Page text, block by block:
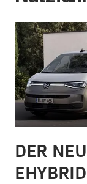
DER
EHYBRID